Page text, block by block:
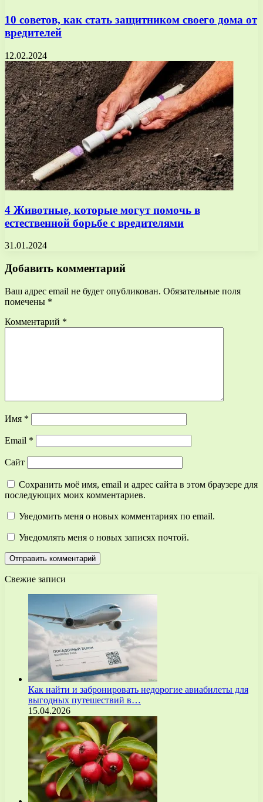
10 советов, как стать защитником своего дома от
вредителей
12.02.2024
4 Животные, которые могут помочь в
естественной борьбе с вредителями
31.01.2024
Добавить комментарий
Ваш адрес email не будет опубликован. Обязательные поля
помечены *
Комментарий *
Имя *
Email *
Сайт
Сохранить моё имя, email и адрес сайта в этом браузере для
последующих моих комментариев.
Уведомить меня о новых комментариях по email.
Уведомлять меня о новых записях почтой.
Свежие записи
Как найти и забронировать недорогие авиабилеты для
выгодных путешествий в…
15.04.2026